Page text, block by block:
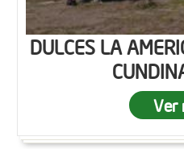
DULCES LA
Ver